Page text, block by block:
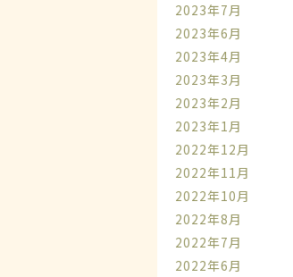
2023年7月
2023年6月
2023年4月
2023年3月
2023年2月
2023年1月
2022年12月
2022年11月
2022年10月
2022年8月
2022年7月
2022年6月